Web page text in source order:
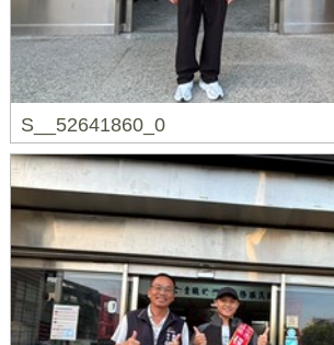
S__52641860_0